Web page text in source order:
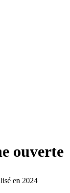
ouverte
en 2024